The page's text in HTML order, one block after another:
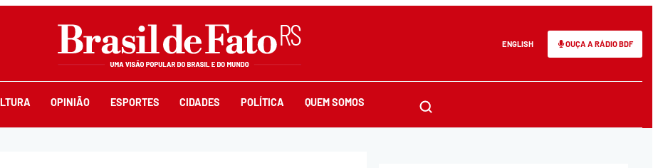
ENGLISH OUÇA A RÁDIO BDF
OPINIÃO ESPORTES CIDADES POLÍTICA QUEM SOMOS